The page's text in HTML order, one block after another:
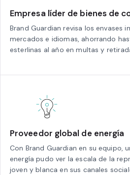
Empresa líder de bienes de
Brand Guardian revisa los envases
mercados e idiomas, ahorrando
esterlinas al año en multas y
Proveedor global de energía
Con Brand Guardian en su equipo,
energía pudo ver la escala de la
joven y blanca en sus canales